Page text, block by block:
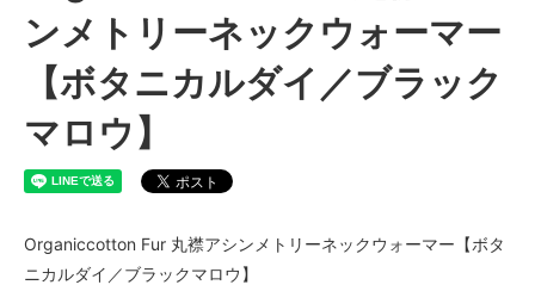
ンメトリーネックウォーマー
【ボタニカルダイ／ブラック
マロウ】
Organiccotton Fur 丸襟アシンメトリーネックウォーマー【ボタ
ニカルダイ／ブラックマロウ】